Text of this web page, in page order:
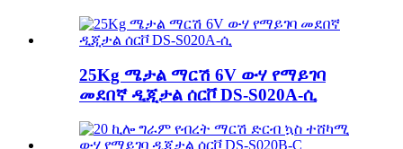
25Kg ሜታል ማርሽ 6V ውሃ የማይገባ
መደበኛ ዲጂታል ሰርቮ DS-S020A-ሲ